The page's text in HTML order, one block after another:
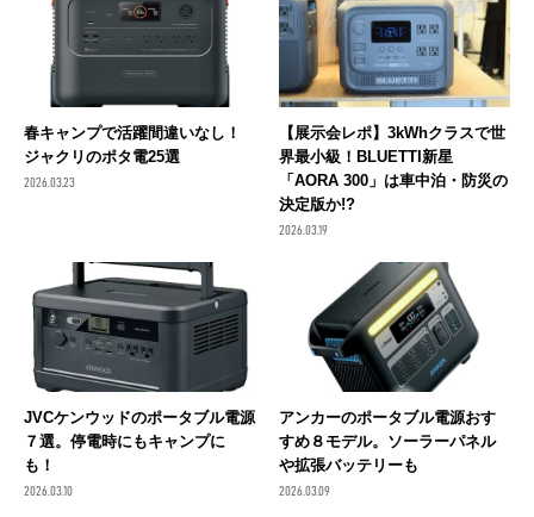
春キャンプで活躍間違いなし！
ジャクリのポタ電25選
2026.03.23
【展示会レポ】3kWhクラスで世
界最小級！BLUETTI新星
「AORA 300」は車中泊・防災の
決定版か!?
2026.03.19
JVCケンウッドのポータブル電源
７選。停電時にもキャンプに
も！
2026.03.10
アンカーのポータブル電源おす
すめ８モデル。ソーラーパネル
や拡張バッテリーも
2026.03.09